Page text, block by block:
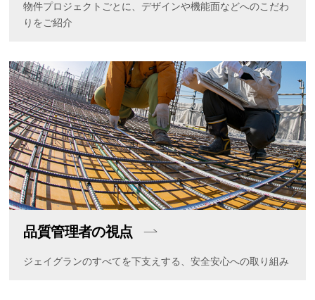
物件プロジェクトごとに、デザインや機能面などへのこだわ
りをご紹介
品質管理者の視点
ジェイグランのすべてを下支えする、安全安心への取り組み